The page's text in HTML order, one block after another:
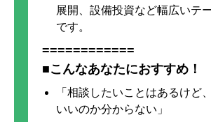
展開、設備投資など幅広いテ
です。
============
■こんなあなたにおすすめ！
「相談したいことはあるけど
いいのか分からない」